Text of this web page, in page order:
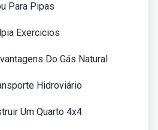
Para Pipas
Exercicios
Do Gás Natural
Hidroviário
Um Quarto 4x4